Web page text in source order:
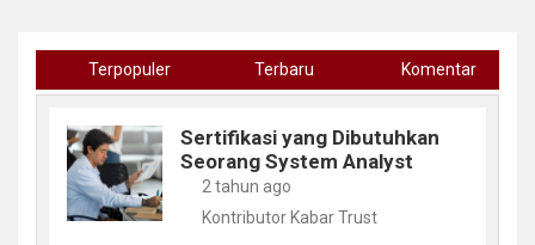
Terpopuler Terbaru Komentar
Sertifikasi yang Dibutuhkan
Seorang System Analyst
2 tahun ago
Kontributor Kabar Trust